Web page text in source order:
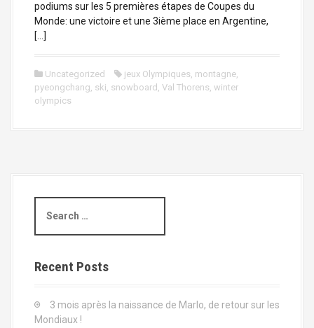
podiums sur les 5 premières étapes de Coupes du
Monde: une victoire et une 3ième place en Argentine,
[…]
Uncategorized jeux Olympiques, montagne,
pyeongchang, ski, snowboard , Val Thorens, winter
olympics
a
c
o
r
Recent Posts
3 mois après la naissance de Marlo, de retour sur les
Mondiaux !